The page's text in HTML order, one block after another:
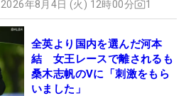
2026年8月4日 (火) 12時00分 1
全英より国内を選んだ河本
結 女王レースで離されるも
桑木志帆のVに「刺激をもら
いました」